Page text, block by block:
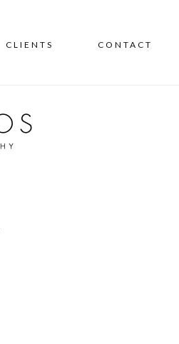
CLIENTS CONTACT